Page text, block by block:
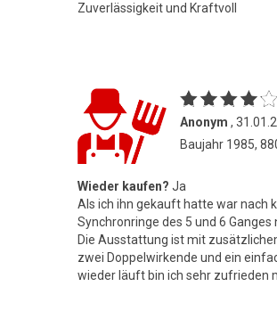
Zuverlässigkeit und Kraftvoll
Anonym ,
Baujahr 1985,
Wieder kaufen? Ja
Als ich ihn gekauft hatte war nach
Synchronringe des 5 und 6
Die Ausstattung ist mit
zwei Doppelwirkende und ein
wieder läuft bin ich sehr zufrieden